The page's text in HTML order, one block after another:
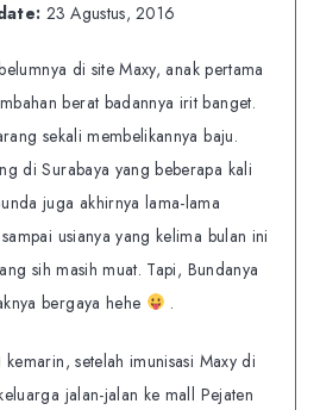
23 Agustus, 2016
di site Maxy, anak pertama
berat badannya irit banget.
sekali membelikannya baju.
di Surabaya yang beberapa kali
juga akhirnya lama-lama
usianya yang kelima bulan ini
sih masih muat. Tapi, Bundanya
bergaya hehe
.
setelah imunisasi Maxy di
jalan-jalan ke mall Pejaten